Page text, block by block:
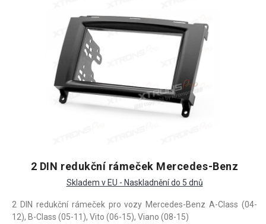
2 DIN redukční rámeček Mercedes-Benz
Skladem v EU - Naskladnění do 5 dnů
2 DIN redukční rámeček pro vozy Mercedes-Benz A-Class (04-
12), B-Class (05-11), Vito (06-15), Viano (08-15)